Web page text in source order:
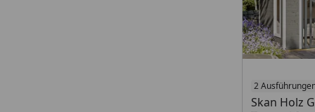
2
Skan Holz